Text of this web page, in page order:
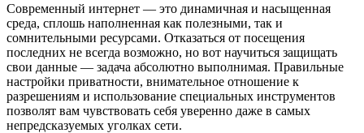
Современный интернет — это динамичная и насыщенная
среда, сплошь наполненная как полезными, так и
сомнительными ресурсами. Отказаться от посещения
последних не всегда возможно, но вот научиться защищать
свои данные — задача абсолютно выполнимая. Правильные
настройки приватности, внимательное отношение к
разрешениям и использование специальных инструментов
позволят вам чувствовать себя уверенно даже в самых
непредсказуемых уголках сети.